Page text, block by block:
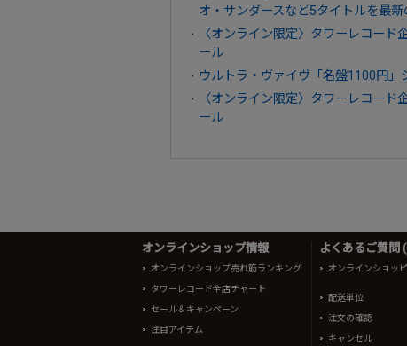
オ・サンダースなど5タイトルを最
〈オンライン限定〉タワーレコード
ール
ウルトラ・ヴァイヴ「名盤1100円
〈オンライン限定〉タワーレコード
ール
オンラインショップ情報
オンラインショップ売れ筋ランキング
タワーレコード全店チャート
セール＆キャンペーン
注目アイテム
よくあるご質問
オンラインショッ
配送単位
注文の確認
キャンセル